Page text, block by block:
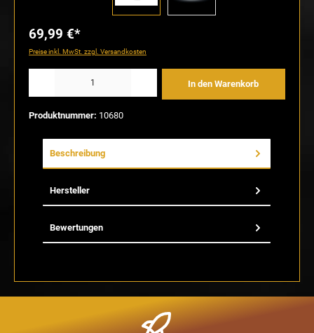
69,99 €*
Preise inkl. MwSt. zzgl. Versandkosten
In den Warenkorb
Produktnummer: 10680
Beschreibung
Hersteller
Bewertungen